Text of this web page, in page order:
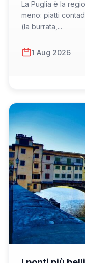
La Puglia è la
meno: piatti
(la burrata,...
1 Aug 2026